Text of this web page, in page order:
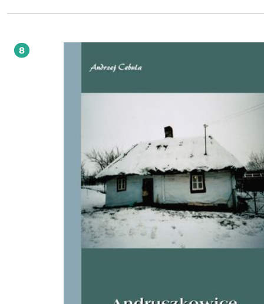
części spoczywało. Dlatego też oznaczam gwiazdkami, a mianowicie jedną,
8